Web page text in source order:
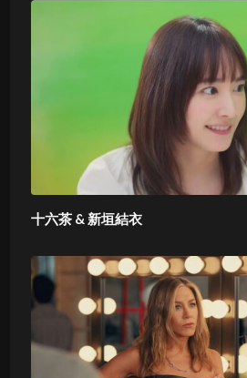
十六茶 & 新垣結衣